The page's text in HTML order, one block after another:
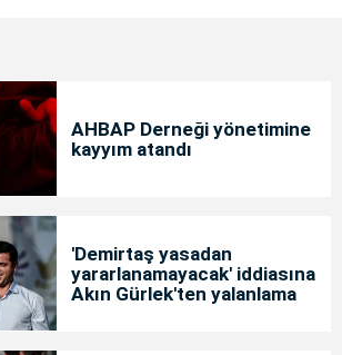
AHBAP Derneği yönetimine
kayyım atandı
'Demirtaş yasadan
yararlanamayacak' iddiasına
Akın Gürlek'ten yalanlama